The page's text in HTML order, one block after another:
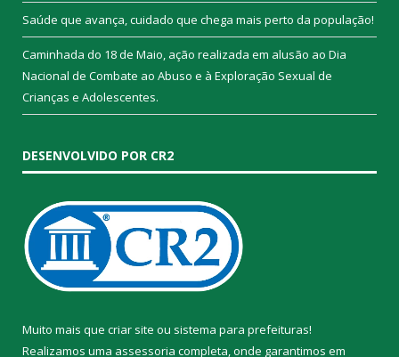
Saúde que avança, cuidado que chega mais perto da população!
Caminhada do 18 de Maio, ação realizada em alusão ao Dia
Nacional de Combate ao Abuso e à Exploração Sexual de
Crianças e Adolescentes.
DESENVOLVIDO POR CR2
Muito mais que criar site ou sistema para prefeituras!
Realizamos uma assessoria completa, onde garantimos em